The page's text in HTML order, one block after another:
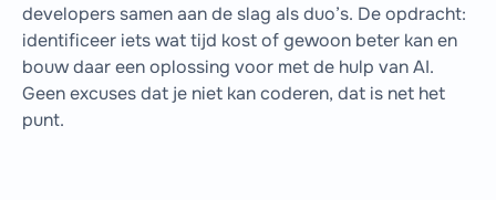
developers samen aan de slag als duo’s. De opdracht:
identificeer iets wat tijd kost of gewoon beter kan en
bouw daar een oplossing voor met de hulp van AI.
Geen excuses dat je niet kan coderen, dat is net het
punt.